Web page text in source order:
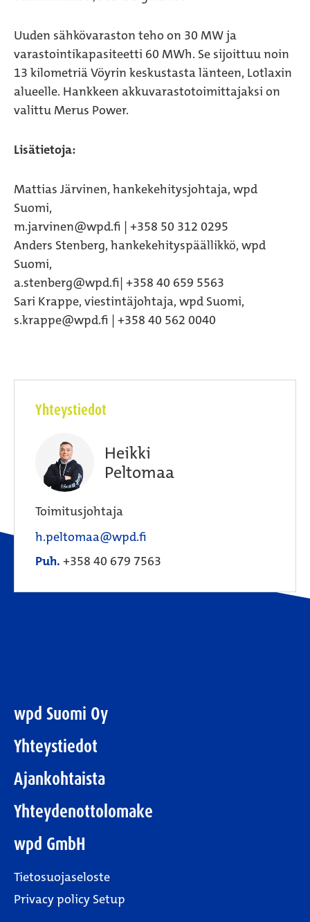
Uuden sähkövaraston teho on 30 MW ja
varastointikapasiteetti 60 MWh. Se sijoittuu noin
13 kilometriä Vöyrin keskustasta länteen, Lotlaxin
alueelle. Hankkeen akkuvarastotoimittajaksi on
valittu Merus Power.
Lisätietoja:
Mattias Järvinen, hankekehitysjohtaja, wpd
Suomi,
m.jarvinen@wpd.fi | +358 50 312 0295
Anders Stenberg, hankekehityspäällikkö, wpd
Suomi,
a.stenberg@wpd.fi| +358 40 659 5563
Sari Krappe, viestintäjohtaja, wpd Suomi,
s.krappe@wpd.fi | +358 40 562 0040
Yhteystiedot
Heikki
Peltomaa
Toimitusjohtaja
h.peltomaa@wpd.fi
Puh. +358 40 679 7563
wpd Suomi Oy
Yhteystiedot
Ajankohtaista
Yhteydenottolomake
wpd GmbH
Tietosuojaseloste
Privacy policy Setup